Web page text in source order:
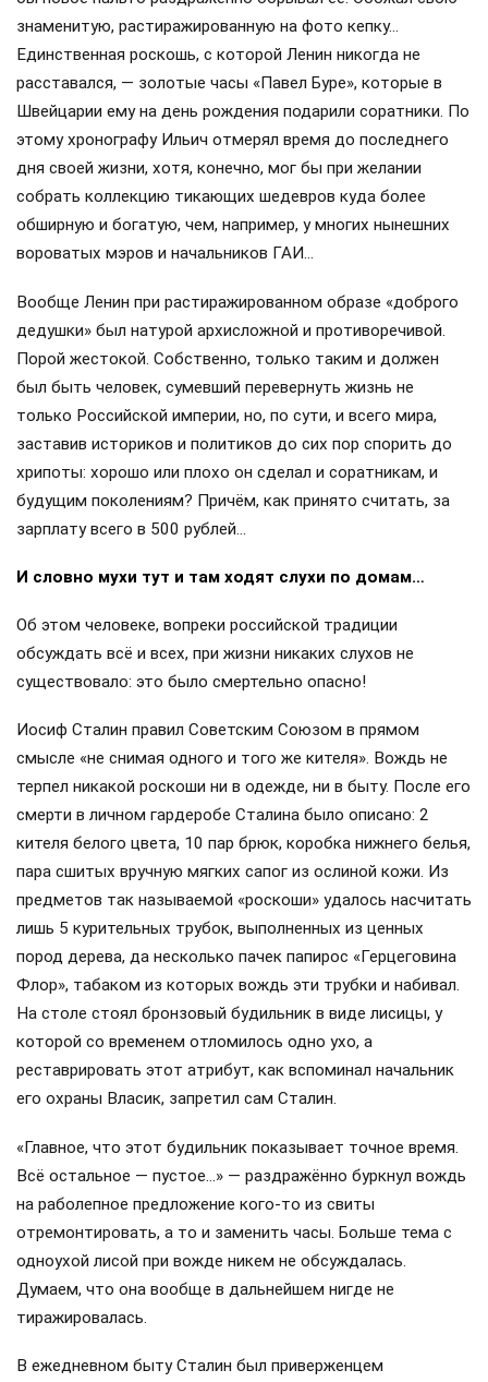
знаменитую, растиражированную на фото кепку…
Единственная роскошь, с которой Ленин никогда не
расставался, — золотые часы «Павел Буре», которые в
Швейцарии ему на день рождения подарили соратники. По
этому хронографу Ильич отмерял время до последнего
дня своей жизни, хотя, конечно, мог бы при желании
собрать коллекцию тикающих шедевров куда более
обширную и богатую, чем, например, у многих нынешних
вороватых мэров и начальников ГАИ…
Вообще Ленин при растиражированном образе «доброго
дедушки» был натурой архисложной и противоречивой.
Порой жестокой. Собственно, только таким и должен
был быть человек, сумевший перевернуть жизнь не
только Российской империи, но, по сути, и всего мира,
заставив историков и политиков до сих пор спорить до
хрипоты: хорошо или плохо он сделал и соратникам, и
будущим поколениям? Причём, как принято считать, за
зарплату всего в 500 рублей…
И словно мухи тут и там ходят слухи по домам…
Об этом человеке, вопреки российской традиции
обсуждать всё и всех, при жизни никаких слухов не
существовало: это было смертельно опасно!
Иосиф Сталин правил Советским Союзом в прямом
смысле «не снимая одного и того же кителя». Вождь не
терпел никакой роскоши ни в одежде, ни в быту. После его
смерти в личном гардеробе Сталина было описано: 2
кителя белого цвета, 10 пар брюк, коробка нижнего белья,
пара сшитых вручную мягких сапог из ослиной кожи. Из
предметов так называемой «роскоши» удалось насчитать
лишь 5 курительных трубок, выполненных из ценных
пород дерева, да несколько пачек папирос «Герцеговина
Флор», табаком из которых вождь эти трубки и набивал.
На столе стоял бронзовый будильник в виде лисицы, у
которой со временем отломилось одно ухо, а
реставрировать этот атрибут, как вспоминал начальник
его охраны Власик, запретил сам Сталин.
«Главное, что этот будильник показывает точное время.
Всё остальное — пустое…» — раздражённо буркнул вождь
на раболепное предложение кого-то из свиты
отремонтировать, а то и заменить часы. Больше тема с
одноухой лисой при вожде никем не обсуждалась.
Думаем, что она вообще в дальнейшем нигде не
тиражировалась.
В ежедневном быту Сталин был приверженцем